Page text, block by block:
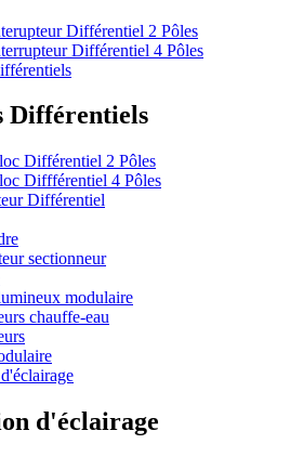
Différentiel 2 Pôles
Différentiel 4 Pôles
Différentiels
Différentiel 2 Pôles
Diffférentiel 4 Pôles
Différentiel
sectionneur
modulaire
chauffe-eau
d'éclairage